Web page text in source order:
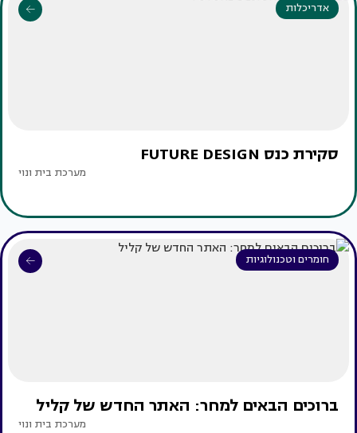
אדריכלות
סקירת כנס FUTURE DESIGN
מערכת בית ונוי
חומרים וטכנולוגיות
ברוכים הבאים למחר: האתר החדש של קליל
מערכת בית ונוי